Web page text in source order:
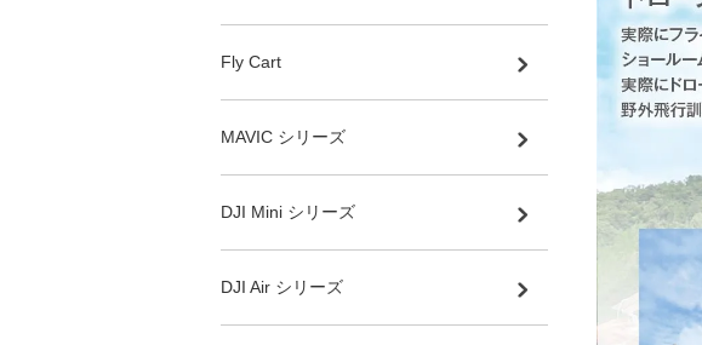
Fly Cart
MAVIC シリーズ
DJI Mini シリーズ
DJI Air シリーズ